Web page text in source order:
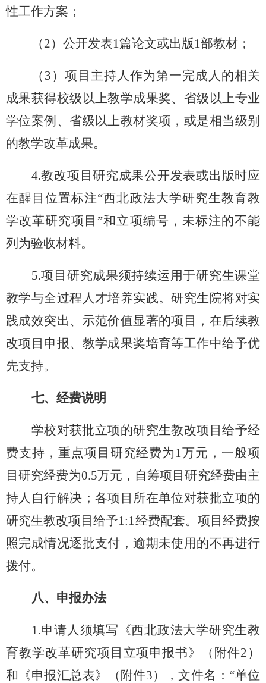
性工作方案 ；
（2） 公开发表1篇论文或出版1部教材；
（ 3 ） 项目主持人作为第一完成人的相关
成果获得校级以上教学成果奖、省级以上专业
学位案例、省级以上教材奖项，或是相当级别
的教学改革成果。
4.教改项目研究成果公开发表或出版时应
在醒目位置标注“西北政法大学研究生教育教
学改革研究项目”和立项编号，未标注的不能
列为验收材料。
5.项目研究成果须持续运用于研究生课堂
教学与全过程人才培养实践。研究生院将对实
践成效突出、示范价值显著的项目，在后续教
改项目申报、教学成果奖培育等工作中给予优
先支持。
七、经费说明
学校对获批立项的研究生教改项目给予经
费支持，重点项目研究经费为 1万元，一般项
目研究经费为0.5万元 ， 自筹项目研究经费由主
持人自行解决；各项目所在单位对获批立项的
研究生教改项目给予1:1经费配套。项目经费按
照完成情况逐批支付，逾期未使用的不再进行
拨付。
八、申报办法
1.申请人须填写《西北政法大学研究生教
育教学改革研究项目立项申报书》（附件2）
和《申报汇总表》（附件3），文件名：“单位